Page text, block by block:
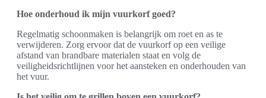
Hoe onderhoud ik mijn vuurkorf goed?
Regelmatig schoonmaken is belangrijk om roet en as te
verwijderen. Zorg ervoor dat de vuurkorf op een veilige
afstand van brandbare materialen staat en volg de
veiligheidsrichtlijnen voor het aansteken en onderhouden van
het vuur.